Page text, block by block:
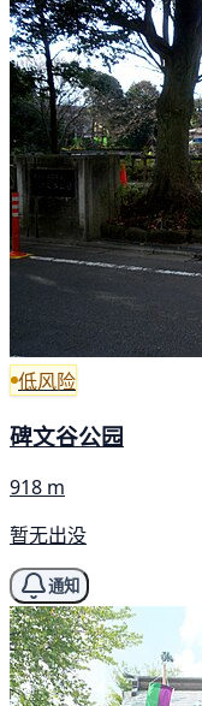
低风险
碑文谷公园
918 m
暂无出没
通知